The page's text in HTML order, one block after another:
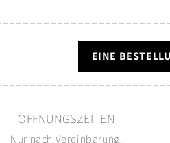
EINE
ÖFFNUNGSZEITEN
Nur nach Vereinbarung.